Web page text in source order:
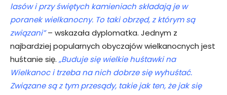
lasów i przy świętych kamieniach składają je w
poranek wielkanocny. To taki obrzęd, z którym są
związani”– wskazała dyplomatka. Jednym z
najbardziej popularnych obyczajów wielkanocnych jest
huśtanie się. „Buduje się wielkie huśtawki na
Wielkanoc i trzeba na nich dobrze się wyhuśtać.
Związane są z tym przesądy, takie jak ten, że jak się